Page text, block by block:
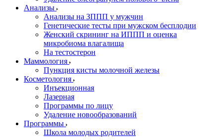
Анализы
Анализы на ЗППП у мужчин
Генетические тесты при мужском бесплодии
Женский скрининг на ИППП и оценка
микробиома влагалища
На тестостерон
Маммология
Пункция кисты молочной железы
Косметология
Инъекционная
Лазерная
Программы по лицу
Удаление новообразований
Программы
Школа молодых родителей